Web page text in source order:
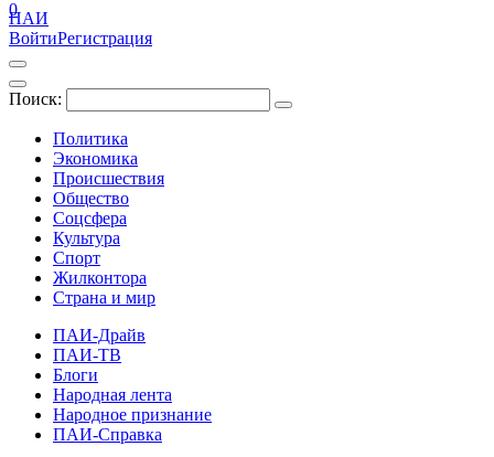
ПАИ
ВойтиРегистрация
Поиск:
Политика
Экономика
Происшествия
Общество
Соцсфера
Культура
Спорт
Жилконтора
Страна и мир
ПАИ-Драйв
ПАИ-ТВ
Блоги
Народная лента
Народное признание
ПАИ-Справка
0